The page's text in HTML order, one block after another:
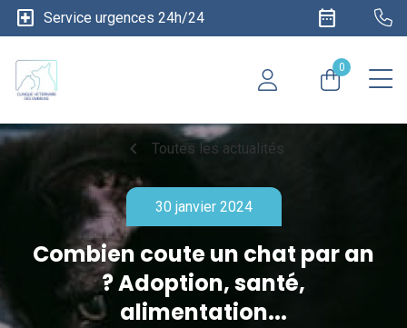
local_hospital Service urgences 24h/24 date_range
0
chevron_left Toutes les actualités
30 janvier 2024
Combien coute un chat par an
? Adoption, santé,
alimentation...